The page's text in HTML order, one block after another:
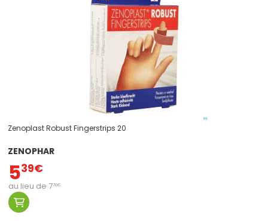
Zenoplast Robust Fingerstrips 20
ZENOPHAR
539€
au lieu de 770€